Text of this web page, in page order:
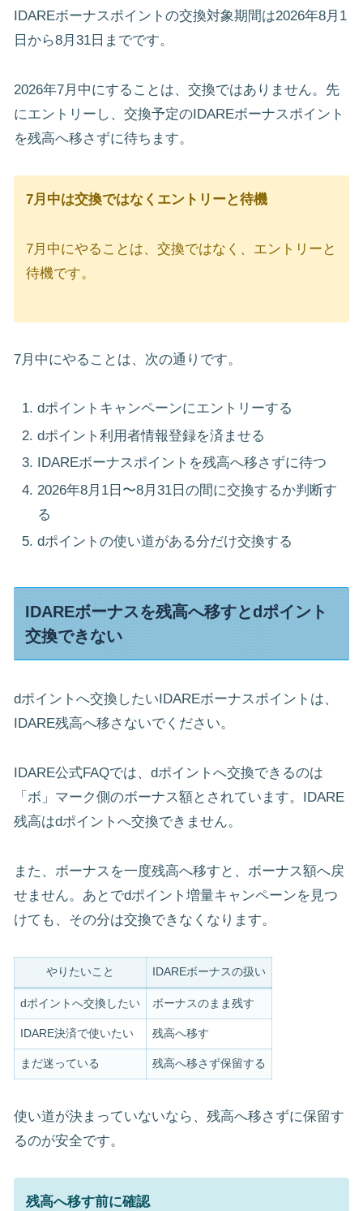
IDAREボーナスポイントの交換対象期間は2026年8月1
日から8月31日までです。
2026年7月中にすることは、交換ではありません。先
にエントリーし、交換予定のIDAREボーナスポイント
を残高へ移さずに待ちます。
7月中は交換ではなくエントリーと待機
7月中にやることは、交換ではなく、エントリーと
待機です。
7月中にやることは、次の通りです。
dポイントキャンペーンにエントリーする
dポイント利用者情報登録を済ませる
IDAREボーナスポイントを残高へ移さずに待つ
2026年8月1日〜8月31日の間に交換するか判断す
る
dポイントの使い道がある分だけ交換する
IDAREボーナスを残高へ移すとdポイント
交換できない
dポイントへ交換したいIDAREボーナスポイントは、
IDARE残高へ移さないでください。
IDARE公式FAQでは、dポイントへ交換できるのは
「ボ」マーク側のボーナス額とされています。IDARE
残高はdポイントへ交換できません。
また、ボーナスを一度残高へ移すと、ボーナス額へ戻
せません。あとでdポイント増量キャンペーンを見つ
けても、その分は交換できなくなります。
やりたいこと IDAREボーナスの扱い
dポイントへ交換したい ボーナスのまま残す
IDARE決済で使いたい 残高へ移す
まだ迷っている 残高へ移さず保留する
使い道が決まっていないなら、残高へ移さずに保留す
るのが安全です。
残高へ移す前に確認